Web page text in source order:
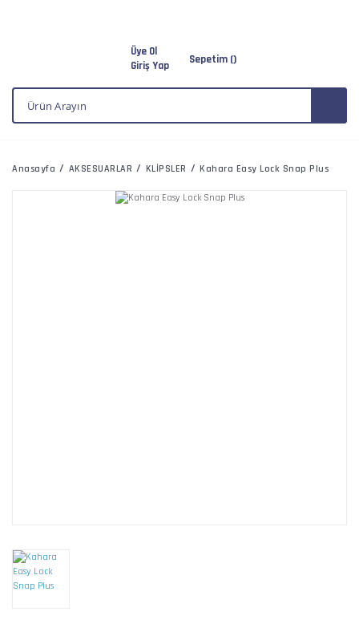
Üye Ol
Giriş Yap
Sepetim ()
Anasayfa AKSESUARLAR KLİPSLER Kahara Easy Lock Snap Plus